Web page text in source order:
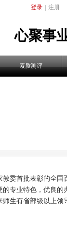
登录 注册
心聚事
素质测评
委首批表彰的全国
专业特色，优良的
生有省部级以上领